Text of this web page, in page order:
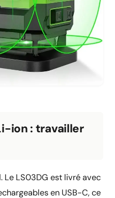
ion : travailler
Le LS03DG est livré avec
en USB-C, ce